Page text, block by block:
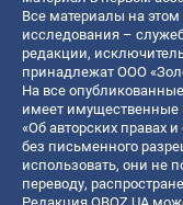
Все материалы на этом
исследования –
редакции,
принадлежат ООО
На все
имеет
«Об авторских правах
без письменного
использовать, они не
переводу,